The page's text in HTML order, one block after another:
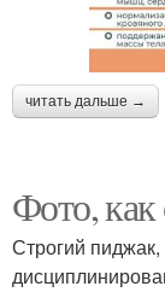
читать дальше →
Фото,
Строгий